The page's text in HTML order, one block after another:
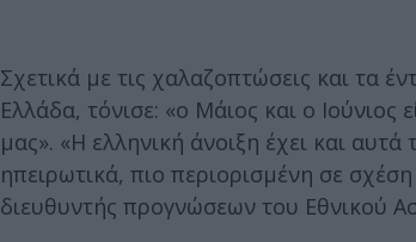
Σχετικά με τις χαλαζοπτώσεις και τα
Ελλάδα, τόνισε: «ο Μάιος και ο
μας». «Η ελληνική άνοιξη έχει και
ηπειρωτικά, πιο περιορισμένη σε
διευθυντής προγνώσεων του Εθνικού